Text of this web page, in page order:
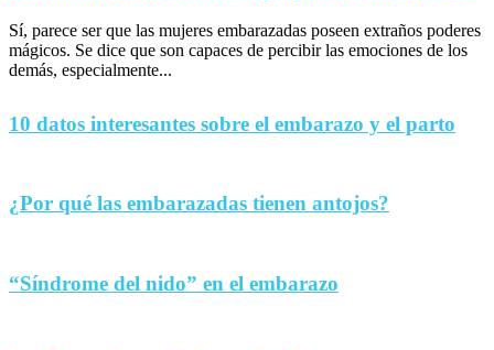
Sí, parece ser que las mujeres embarazadas poseen extraños poderes
mágicos. Se dice que son capaces de percibir las emociones de los
demás, especialmente...
10 datos interesantes sobre el embarazo y el parto
¿Por qué las embarazadas tienen antojos?
“Síndrome del nido” en el embarazo